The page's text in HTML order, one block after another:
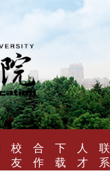
校
友
合
作
下
载
人
才
联
系